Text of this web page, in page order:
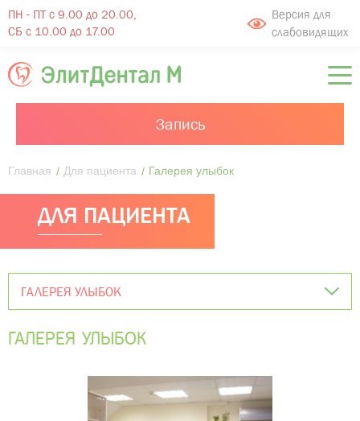
ПН - ПТ с 9.00 до 20.00,
СБ с 10.00 до 17.00
Версия для
слабовидящих
Запись
Главная Для пациента Галерея улыбок
ДЛЯ ПАЦИЕНТА
ГАЛЕРЕЯ УЛЫБОК
ГАЛЕРЕЯ УЛЫБОК